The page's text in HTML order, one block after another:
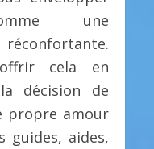
une
cela en
décision de
propre amour
guides, aides,